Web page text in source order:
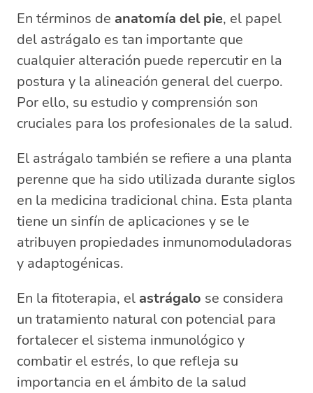
En términos de anatomía del pie, el papel
del astrágalo es tan importante que
cualquier alteración puede repercutir en la
postura y la alineación general del cuerpo.
Por ello, su estudio y comprensión son
cruciales para los profesionales de la salud.
El astrágalo también se refiere a una planta
perenne que ha sido utilizada durante siglos
en la medicina tradicional china. Esta planta
tiene un sinfín de aplicaciones y se le
atribuyen propiedades inmunomoduladoras
y adaptogénicas.
En la fitoterapia, el astrágalo se considera
un tratamiento natural con potencial para
fortalecer el sistema inmunológico y
combatir el estrés, lo que refleja su
importancia en el ámbito de la salud